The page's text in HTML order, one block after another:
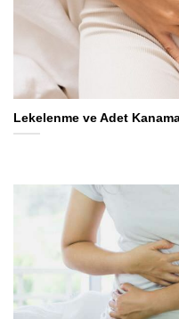
Lekelenme ve Adet